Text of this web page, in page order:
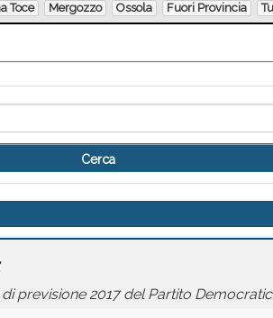
Toce Mergozzo Ossola Fuori Provincia
previsione 2017 del Partito